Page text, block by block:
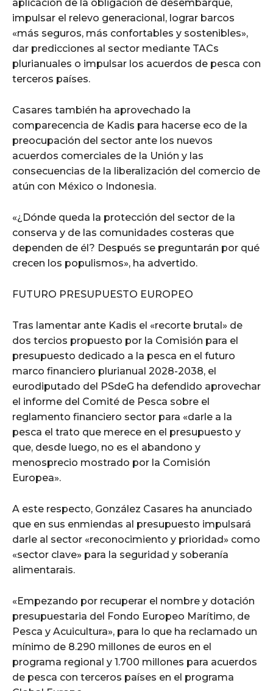
aplicación de la obligación de desembarque,
impulsar el relevo generacional, lograr barcos
«más seguros, más confortables y sostenibles»,
dar predicciones al sector mediante TACs
plurianuales o impulsar los acuerdos de pesca con
terceros países.
Casares también ha aprovechado la
comparecencia de Kadis para hacerse eco de la
preocupación del sector ante los nuevos
acuerdos comerciales de la Unión y las
consecuencias de la liberalización del comercio de
atún con México o Indonesia.
«¿Dónde queda la protección del sector de la
conserva y de las comunidades costeras que
dependen de él? Después se preguntarán por qué
crecen los populismos», ha advertido.
FUTURO PRESUPUESTO EUROPEO
Tras lamentar ante Kadis el «recorte brutal» de
dos tercios propuesto por la Comisión para el
presupuesto dedicado a la pesca en el futuro
marco financiero plurianual 2028-2038, el
eurodiputado del PSdeG ha defendido aprovechar
el informe del Comité de Pesca sobre el
reglamento financiero sector para «darle a la
pesca el trato que merece en el presupuesto y
que, desde luego, no es el abandono y
menosprecio mostrado por la Comisión
Europea».
A este respecto, González Casares ha anunciado
que en sus enmiendas al presupuesto impulsará
darle al sector «reconocimiento y prioridad» como
«sector clave» para la seguridad y soberanía
alimentarais.
«Empezando por recuperar el nombre y dotación
presupuestaria del Fondo Europeo Marítimo, de
Pesca y Acuicultura», para lo que ha reclamado un
mínimo de 8.290 millones de euros en el
programa regional y 1.700 millones para acuerdos
de pesca con terceros países en el programa